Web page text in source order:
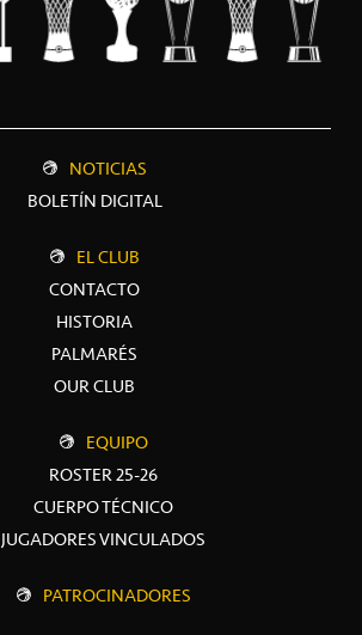
NOTICIAS
BOLETÍN DIGITAL
EL CLUB
CONTACTO
HISTORIA
PALMARÉS
OUR CLUB
EQUIPO
ROSTER 25-26
CUERPO TÉCNICO
JUGADORES VINCULADOS
PATROCINADORES